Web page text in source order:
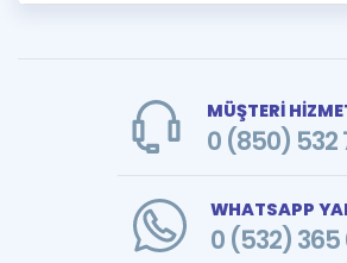
MÜŞTERİ
0 (850) 532
WHATSAPP
0 (532) 365